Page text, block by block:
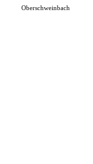
Oberschweinbach